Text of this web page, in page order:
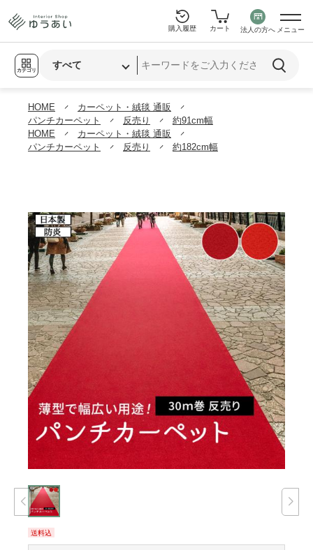
カテゴリ
購入履歴 カート 法人の方へ メニュー
HOME
カーペット・絨毯 通販
パンチカーペット
反売り
約91cm幅
HOME
カーペット・絨毯 通販
パンチカーペット
反売り 約182cm幅
送料込